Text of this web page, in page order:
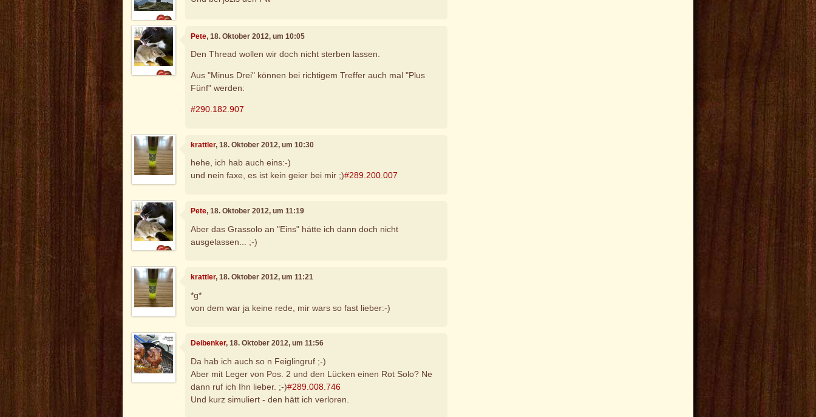
Pete, 18. Oktober 2012, um 10:05
Den Thread wollen wir doch nicht sterben lassen.
Aus "Minus Drei" können bei richtigem Treffer auch mal "Plus
Fünf" werden:
#290.182.907
krattler, 18. Oktober 2012, um 10:30
hehe, ich hab auch eins:-)
und nein faxe, es ist kein geier bei mir ;)#289.200.007
Pete, 18. Oktober 2012, um 11:19
Aber das Grassolo an "Eins" hätte ich dann doch nicht
ausgelassen... ;-)
krattler, 18. Oktober 2012, um 11:21
*g*
von dem war ja keine rede, mir wars so fast lieber:-)
Deibenker, 18. Oktober 2012, um 11:56
Da hab ich auch so n Feiglingruf ;-)
Aber mit Leger von Pos. 2 und den Lücken einen Rot Solo? Ne
dann ruf ich Ihn lieber. ;-)#289.008.746
Und kurz simuliert - den hätt ich verloren.